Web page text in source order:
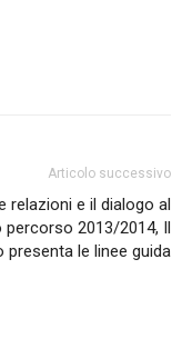
Articolo successivo
relazioni e il dialogo al
2013/2014, Il
presenta le linee guida